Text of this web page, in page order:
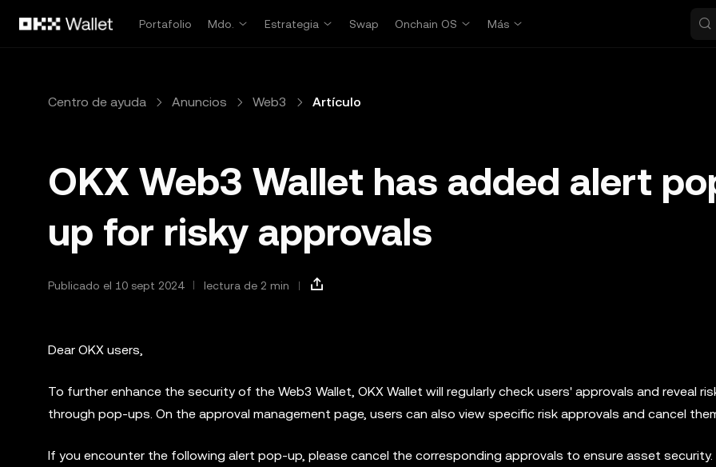
Portafolio
Mdo. Estrategia Swap Onchain OS Más
Centro de ayuda Anuncios Web3 Artículo
OKX Web3 Wallet has added alert
up for risky approvals
Publicado el 10 sept 2024 lectura de 2 min
Dear OKX users,
To further enhance the security of the Web3 Wallet, OKX Wallet will regularly check users' approvals and reveal
through pop-ups. On the approval management page, users can also view specific risk approvals and cancel
If you encounter the following alert pop-up, please cancel the corresponding approvals to ensure asset security.